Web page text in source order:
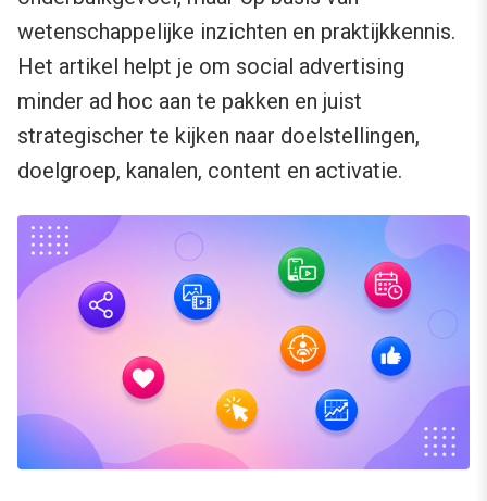
wetenschappelijke inzichten en praktijkkennis.
Het artikel helpt je om social advertising
minder ad hoc aan te pakken en juist
strategischer te kijken naar doelstellingen,
doelgroep, kanalen, content en activatie.